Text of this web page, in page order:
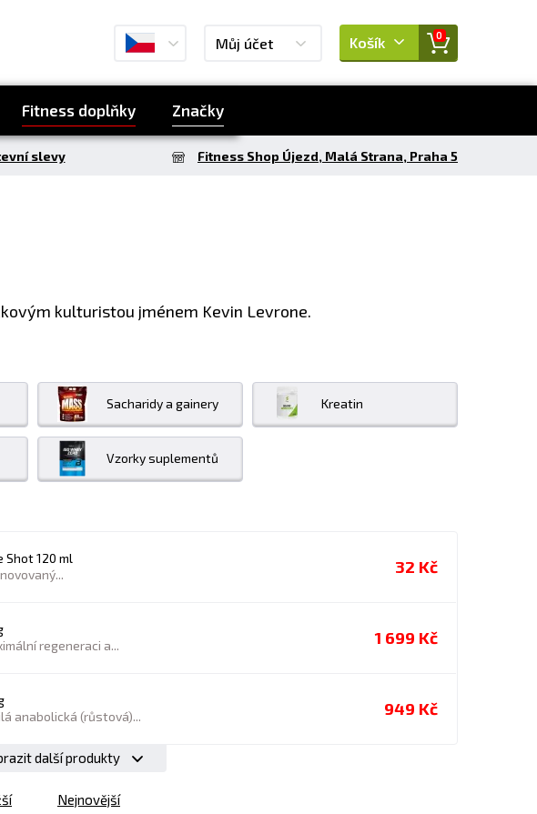
Můj účet Košík 0
Fitness doplňky Značky
slevy Fitness Shop Újezd, Malá Strana, Praha 5
kulturistou jménem Kevin Levrone.
Sacharidy a gainery Kreatin
Vzorky suplementů
Shot 120 ml
32 Kč
regeneraci a...
1 699 Kč
anabolická (růstová)...
949 Kč
další produkty
Nejnovější